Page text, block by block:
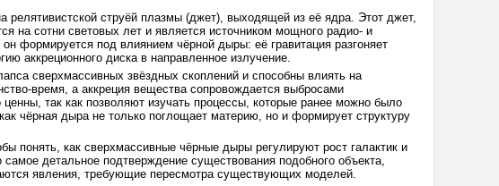
релятивистской струёй плазмы (джет), выходящей из её ядра. Этот джет,
на сотни световых лет и является источником мощного радио- и
формируется под влиянием чёрной дыры: её гравитация разгоняет
аккреционного диска в направленное излучение.
сверхмассивных звёздных скоплений и способны влиять на
время, а аккреция вещества сопровождается выбросами
так как позволяют изучать процессы, которые ранее можно было
чёрная дыра не только поглощает материю, но и формирует структуру
понять, как сверхмассивные чёрные дыры регулируют рост галактик и
детальное подтверждение существования подобного объекта,
явления, требующие пересмотра существующих моделей.